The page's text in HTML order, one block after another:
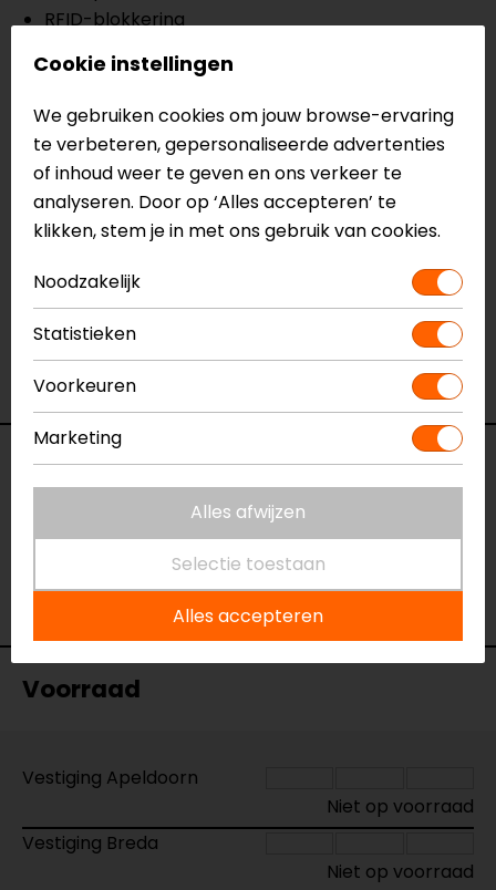
RFID-blokkering
Gebruik als smartphone standaard
Compact en duurzaam
Meer informatie nodig?
Heb je meer informatie nodig over dit product?
Neem dancontact met ons op of kom langs in één
Eindhoven, Vianen of Apeldoorn. In de winkels kun je
het product bekijken & passen en staan onze
verkoopmedewerkers voor je klaar met advies.
Bekijk ook onze andere
Specificaties
Magnetic Card Wallet SPC+
Voorraad
Vestiging Apeldoorn
Niet op voorraad
Vestiging Breda
Niet op voorraad
Cookie instellingen
We gebruiken cookies om jouw browse-ervaring
te verbeteren, gepersonaliseerde advertenties
of inhoud weer te geven en ons verkeer te
analyseren. Door op ‘Alles accepteren’ te
klikken, stem je in met ons gebruik van cookies.
Noodzakelijk
Statistieken
Voorkeuren
Marketing
Alles afwijzen
Selectie toestaan
Alles accepteren